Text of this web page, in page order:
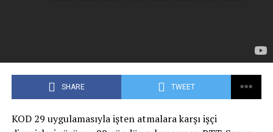
SHARE TWEET
KOD 29 uygulamasıyla işten atmalara karşı işçi